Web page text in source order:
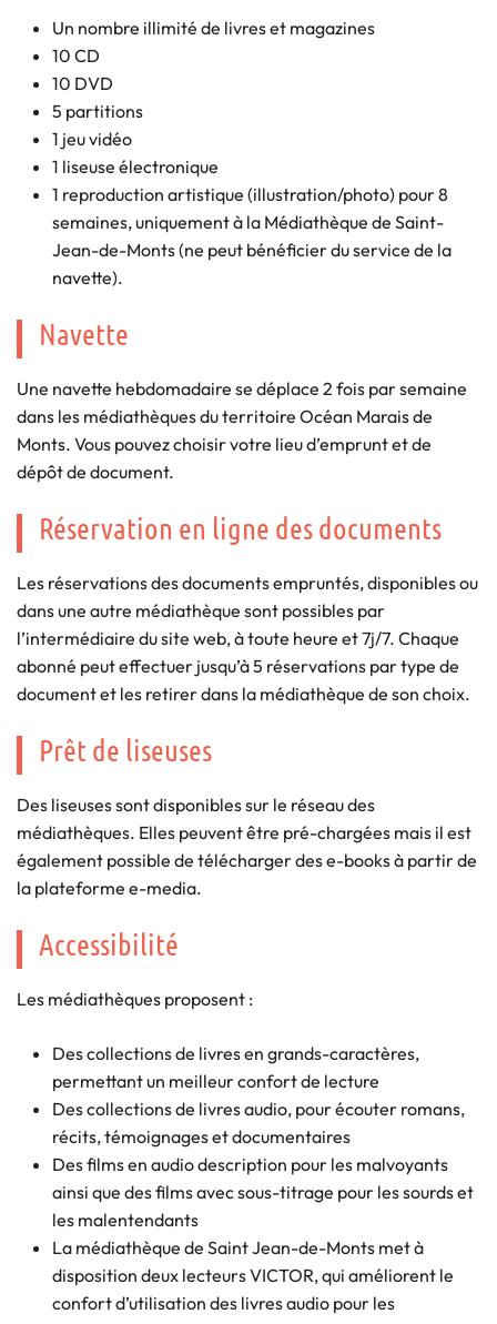
Un nombre illimité de livres et magazines
10 CD
10 DVD
5 partitions
1 jeu vidéo
1 liseuse électronique
1 reproduction artistique (illustration/photo) pour 8
semaines, uniquement à la Médiathèque de Saint-
Jean-de-Monts (ne peut bénéficier du service de la
navette).
Navette
Une navette hebdomadaire se déplace 2 fois par semaine
dans les médiathèques du territoire Océan Marais de
Monts. Vous pouvez choisir votre lieu d’emprunt et de
dépôt de document.
Réservation en ligne des documents
Les réservations des documents empruntés, disponibles ou
dans une autre médiathèque sont possibles par
l’intermédiaire du site web, à toute heure et 7j/7. Chaque
abonné peut effectuer jusqu’à 5 réservations par type de
document et les retirer dans la médiathèque de son choix.
Prêt de liseuses
Des liseuses sont disponibles sur le réseau des
médiathèques. Elles peuvent être pré-chargées mais il est
également possible de télécharger des e-books à partir de
la plateforme e-media.
Accessibilité
Les médiathèques proposent :
Des collections de livres en grands-caractères,
permettant un meilleur confort de lecture
Des collections de livres audio, pour écouter romans,
récits, témoignages et documentaires
Des films en audio description pour les malvoyants
ainsi que des films avec sous-titrage pour les sourds et
les malentendants
La médiathèque de Saint Jean-de-Monts met à
disposition deux lecteurs VICTOR, qui améliorent le
confort d’utilisation des livres audio pour les